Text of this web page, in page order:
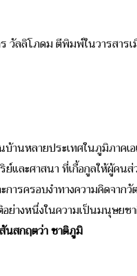
วัลลิโภดม ตีพิมพ์ในวารสาร
านหลายประเทศในภูมิภาคเ
ย์และศาสนา ที่เกื้อกูลให้ผู้คน
ารครอบงำทางความคิดจาก
ย่างหนึ่งในความเป็นมนุษยช
นสกฤตว่า ชาติภูมิ